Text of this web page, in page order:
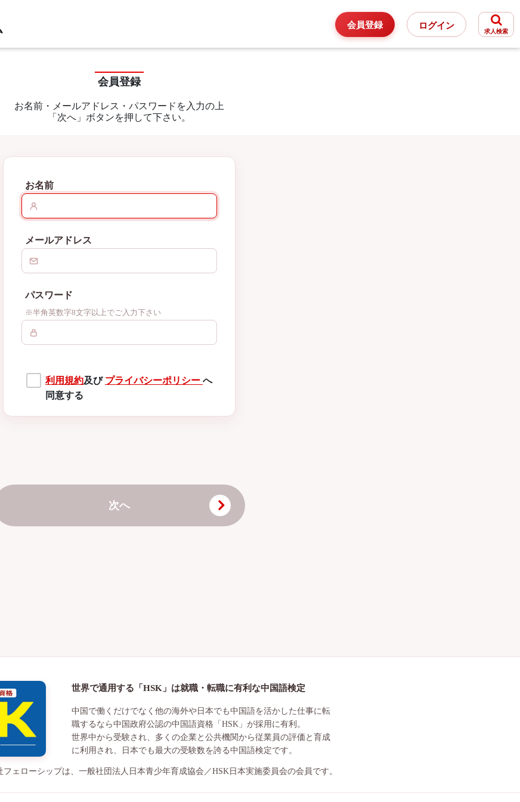
会員登録 ログイン
求人検索
会員登録
お名前・メールアドレス・パスワードを入力の上
「次へ」ボタンを押して下さい。
お名前
メールアドレス
パスワード
※半角英数字8文字以上でご入力下さい
利用規約及び プライバシーポリシー へ
同意する
次へ
世界で通用する「HSK」は就職・転職に有利な中国語検定
中国で働くだけでなく他の海外や日本でも中国語を活かした仕事に転
職するなら中国政府公認の中国語資格「HSK」が採用に有利。
世界中から受験され、多くの企業と公共機関から従業員の評価と育成
に利用され、日本でも最大の受験数を誇る中国語検定です。
フェローシップは、一般社団法人日本青少年育成協会／HSK日本実施委員会の会員です。